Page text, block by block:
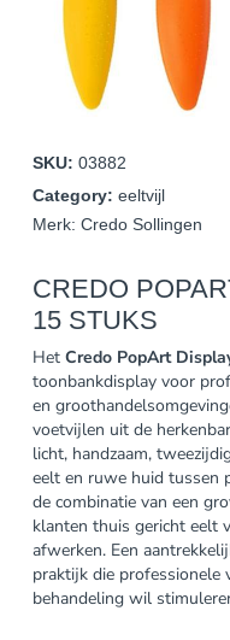
SKU: 03882
Category: eeltvijl
Merk: Credo Sollingen
CREDO
15 STUKS
Het Credo PopArt
toonbankdisplay voor
en
voetvijlen uit de
licht, handzaam,
eelt en ruwe huid tussen
de combinatie van een
klanten thuis gericht eelt
afwerken. Een
praktijk die professionele
behandeling wil